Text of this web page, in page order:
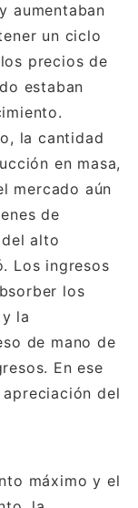
aumentaban
un ciclo
precios de
estaban
la cantidad
en masa,
mercado aún
de
alto
Los ingresos
los
la
de mano de
En ese
del
máximo y el